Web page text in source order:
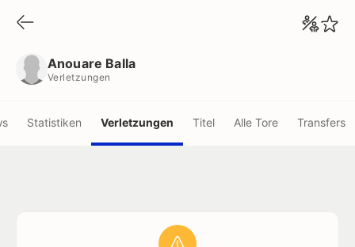
Anouare Balla
Verletzungen
Statistiken Verletzungen Titel Alle Tore Transfers